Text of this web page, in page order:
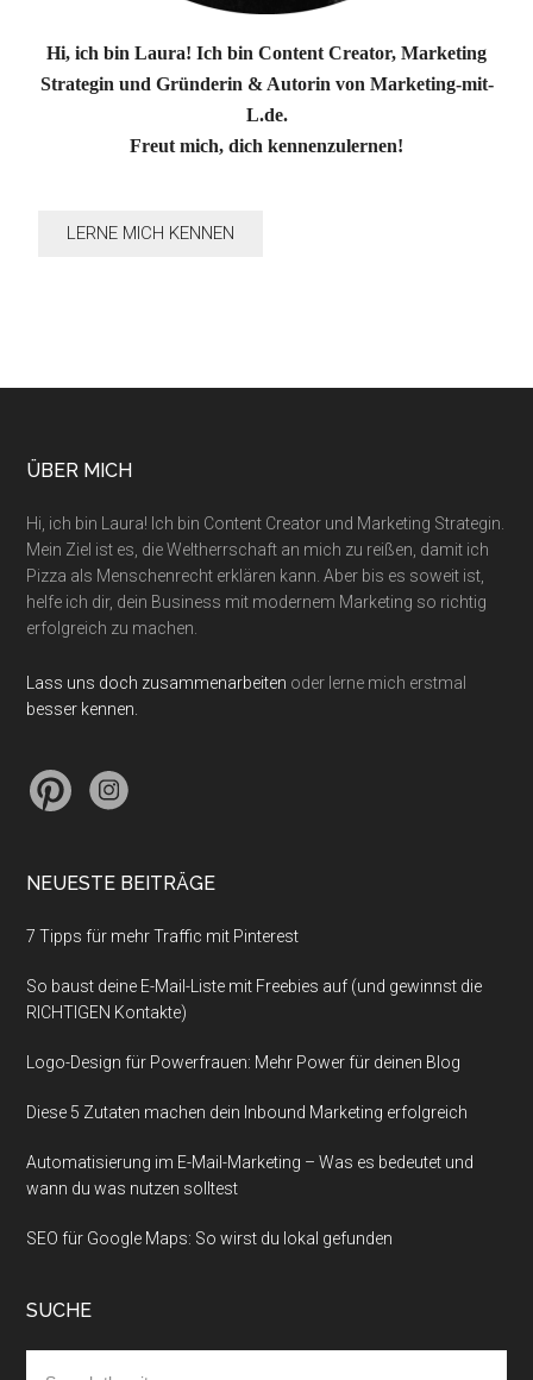
Hi, ich bin Laura! Ich bin Content Creator, Marketing
Strategin und Gründerin & Autorin von Marketing-mit-
L.de.
Freut mich, dich kennenzulernen!
LERNE MICH KENNEN
ÜBER MICH
Hi, ich bin Laura! Ich bin Content Creator und Marketing Strategin.
Mein Ziel ist es, die Weltherrschaft an mich zu reißen, damit ich
Pizza als Menschenrecht erklären kann. Aber bis es soweit ist,
helfe ich dir, dein Business mit modernem Marketing so richtig
erfolgreich zu machen.
Lass uns doch zusammenarbeiten oder lerne mich erstmal
besser kennen.
NEUESTE BEITRÄGE
7 Tipps für mehr Traffic mit Pinterest
So baust deine E-Mail-Liste mit Freebies auf (und gewinnst die
RICHTIGEN Kontakte)
Logo-Design für Powerfrauen: Mehr Power für deinen Blog
Diese 5 Zutaten machen dein Inbound Marketing erfolgreich
Automatisierung im E-Mail-Marketing – Was es bedeutet und
wann du was nutzen solltest
SEO für Google Maps: So wirst du lokal gefunden
SUCHE